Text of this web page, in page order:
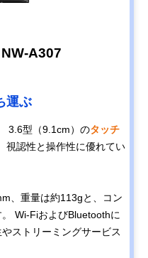
A307
運ぶ
3.6型（9.1cm）のタッチ
視認性と操作性に優れてい
、重量は約113gと、コン
Wi-FiおよびBluetoothに
ストリーミングサービス